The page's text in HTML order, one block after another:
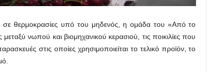
σε θερμοκρασίες υπό του μηδενός, η ομάδα του «Από το
νωπού και βιομηχανικού κερασιού, τις ποικιλίες που
στις οποίες χρησιμοποιείται το τελικό προϊόν, το